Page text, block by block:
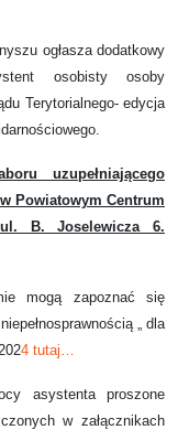
ogłasza dodatkowy
osobisty osoby
Terytorialnego- edycja
uzupełniającego
Powiatowym Centrum
B. Joselewicza 6.
mogą zapoznać się
„ dla
4 tutaj…
asystenta proszone
w załącznikach